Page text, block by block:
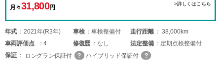
月々31,800円
>詳しくはこちら
年式 2021年(R3年) 車検 車検整備付 走行距離
38,000km
車両評価点 4 修復歴 なし 法定整備
定期点検整備付
保証
ロングラン保証付 ハイブリッド保証付